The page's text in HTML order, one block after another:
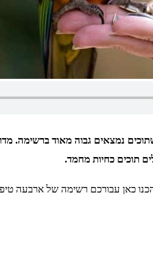
נמצאים גבוה מאוד ברשימה.
תוכים כחיות מחמד.
עבורכם רשימה של ארבעה